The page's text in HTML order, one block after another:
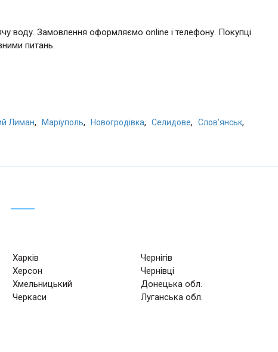
воду. Замовлення оформляємо online і телефону. Покупці
питань.
Лиман, Маріуполь, Новогродівка, Селидове, Слов'янськ,
Харків
Чернігів
Херсон
Чернівці
Хмельницький
Донецька обл.
Черкаси Луганська обл.